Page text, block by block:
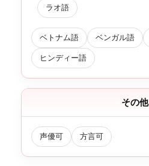
ラオ語
ベトナム語 ベンガル語
ヒンディー語
その他
声優可 方言可